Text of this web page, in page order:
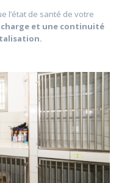
l’état de santé de votre
et une continuité